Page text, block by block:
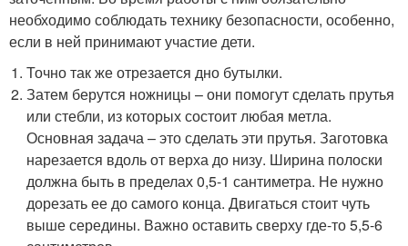
необходимо соблюдать технику безопасности, особенно,
если в ней принимают участие дети.
Точно так же отрезается дно бутылки.
Затем берутся ножницы – они помогут сделать прутья
или стебли, из которых состоит любая метла.
Основная задача – это сделать эти прутья. Заготовка
нарезается вдоль от верха до низу. Ширина полоски
должна быть в пределах 0,5-1 сантиметра. Не нужно
дорезать ее до самого конца. Двигаться стоит чуть
выше середины. Важно оставить сверху где-то 5,5-6